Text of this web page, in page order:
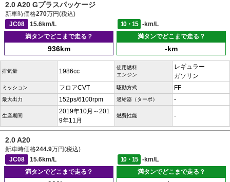
2.0 A20 Gプラスパッケージ
新車時価格270万円(税込)
JC08
15.6km/L 10・15
-km/L
満タンでどこまで走る？
936km
満タンでどこまで走る？
-km
排気量 1986cc
使用燃料
エンジン
レギュラー
ガソリン
ミッション フロアCVT 駆動方式 FF
最大出力 152ps/6100rpm 過給器（ターボ） -
生産期間
2019年10月～201
9年11月
燃費性能 -
2.0 A20
新車時価格244.9万円(税込)
JC08
15.6km/L 10・15
-km/L
満タンでどこまで走る？
満タンでどこまで走る？